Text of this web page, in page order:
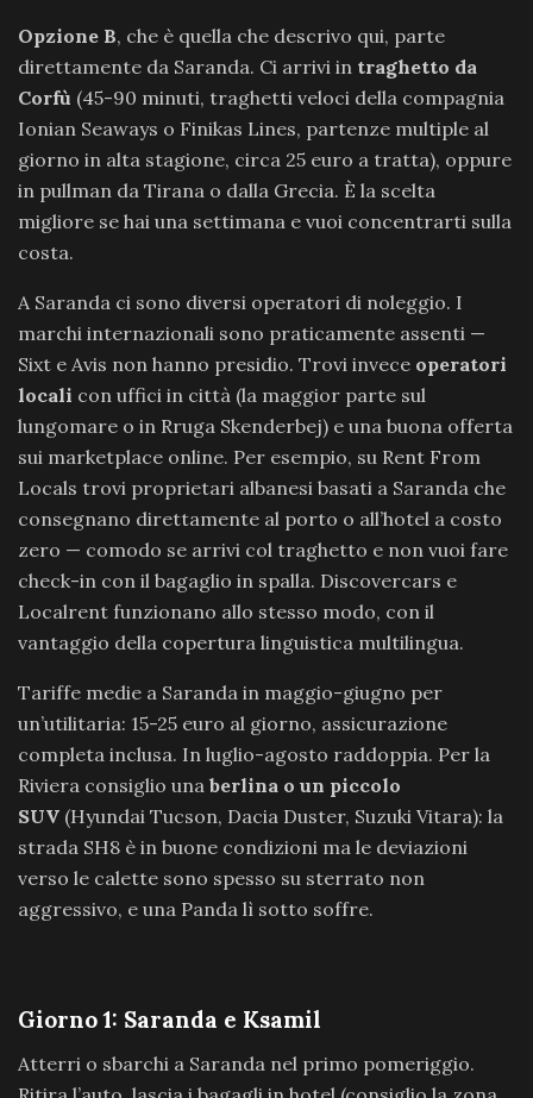
Opzione B, che è quella che descrivo qui, parte
direttamente da Saranda. Ci arrivi in traghetto da
Corfù (45-90 minuti, traghetti veloci della compagnia
Ionian Seaways o Finikas Lines, partenze multiple al
giorno in alta stagione, circa 25 euro a tratta), oppure
in pullman da Tirana o dalla Grecia. È la scelta
migliore se hai una settimana e vuoi concentrarti sulla
costa.
A Saranda ci sono diversi operatori di noleggio. I
marchi internazionali sono praticamente assenti —
Sixt e Avis non hanno presidio. Trovi invece operatori
locali con uffici in città (la maggior parte sul
lungomare o in Rruga Skenderbej) e una buona offerta
sui marketplace online. Per esempio, su Rent From
Locals trovi proprietari albanesi basati a Saranda che
consegnano direttamente al porto o all’hotel a costo
zero — comodo se arrivi col traghetto e non vuoi fare
check-in con il bagaglio in spalla. Discovercars e
Localrent funzionano allo stesso modo, con il
vantaggio della copertura linguistica multilingua.
Tariffe medie a Saranda in maggio-giugno per
un’utilitaria: 15-25 euro al giorno, assicurazione
completa inclusa. In luglio-agosto raddoppia. Per la
Riviera consiglio una berlina o un piccolo
SUV (Hyundai Tucson, Dacia Duster, Suzuki Vitara): la
strada SH8 è in buone condizioni ma le deviazioni
verso le calette sono spesso su sterrato non
aggressivo, e una Panda lì sotto soffre.
Giorno 1: Saranda e Ksamil
Atterri o sbarchi a Saranda nel primo pomeriggio.